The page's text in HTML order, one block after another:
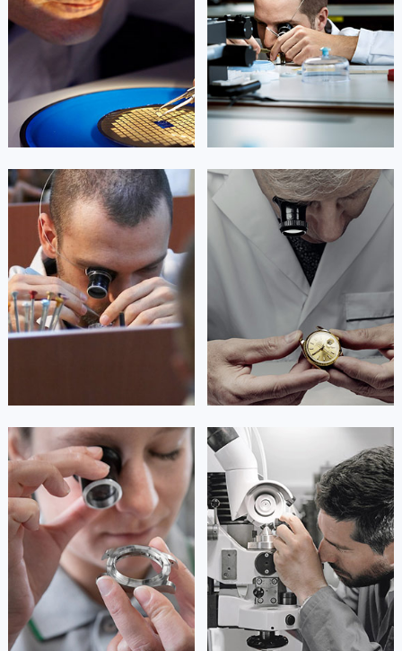
Beijing Chopard Maintain center
北京萧邦维修
Shanghai Chopard Maintain center
 上海萧邦维修
艾德琳·亚历桑德拉
资深萧邦技师
是萧邦售后服务中心
(萧邦保养中心)
的高级技师之一
Guangzhou Chopard Maintain center
 广州萧邦维修
艾莉森·安吉莉亚
资深萧邦技师
是萧邦售后服务中心
(萧邦保养中心)
的高级技师之一
Shenzhen Chopard Maintain center
 深圳萧邦维修
安尼塔·阿普里尔
资深萧邦技师
是萧邦售后服务中心
(萧邦保养中心)
的高级技师之一
Tianjin Chopard Maintain center
 天津萧邦维修
贝亚特·布兰奇
资深萧邦技师
是萧邦售后服务中心
(萧邦保养中心)
的高级技师之一
Nanjing Chopard Maintain center
 上海萧邦保养